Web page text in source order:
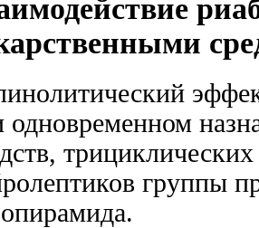
одновременном
группы